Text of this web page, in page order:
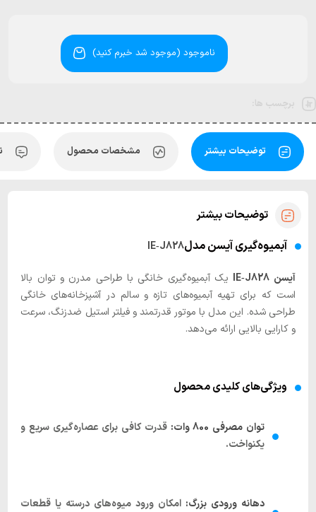
ناموجود (موجود شد خبرم کنید)
توضیحات بیشتر مشخصات محصول
توضیحات بیشتر
آبمیوه‌گیری آیسن مدلIE‑J828
آیسن IE‑J828
یک آبمیوه‌گیری خانگی با طراحی مدرن و توان بالا
است که برای تهیه آبمیوه‌های تازه و سالم در آشپزخانه‌های خانگی
طراحی شده. این مدل با موتور قدرتمند و فیلتر استیل ضدزنگ، سرعت
و کارایی بالایی ارائه می‌دهد.
ویژگی‌های کلیدی محصول
توان مصرفی 800 وات:
قدرت کافی برای عصاره‌گیری سریع و
یکنواخت.
دهانه ورودی بزرگ: امکان ورود میوه‌های درسته یا قطعات